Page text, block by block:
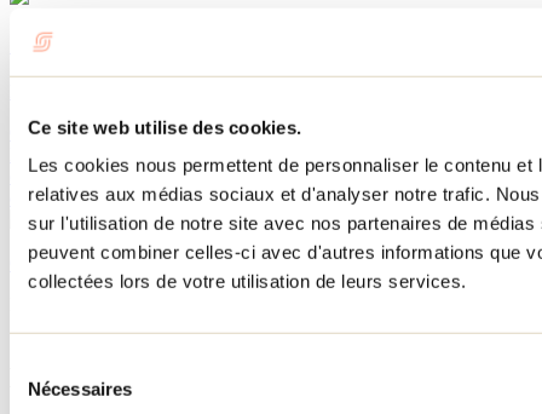
Ce site web utilise des cookies.
Les cookies nous permettent de personnaliser le contenu
relatives aux médias sociaux et d'analyser notre trafic.
sur l'utilisation de notre site avec nos partenaires de
peuvent combiner celles-ci avec d'autres informations que
collectées lors de votre utilisation de leurs services.
Nécessaires
Quoi faire à Repentigny pendant l'Oktoberfest?
Chaque mois de septembre, l'Oktoberfest de Repentigny transforme
le parc de l'Île-Lebel en un immense lieu de rassemblement où se
côtoient microbrasseries, producteurs locaux, spectacles, jeux et
découvertes gourmandes.
Consulter tous les articles
Menu pied de page